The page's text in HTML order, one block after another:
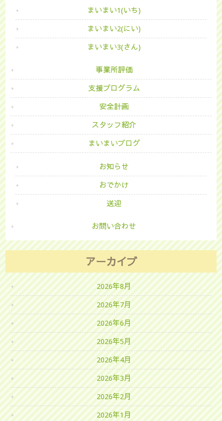
まいまい1(いち)
まいまい2(にい)
まいまい3(さん)
事業所評価
支援プログラム
安全計画
スタッフ紹介
まいまいブログ
お知らせ
おでかけ
送迎
お問い合わせ
アーカイブ
2026年8月
2026年7月
2026年6月
2026年5月
2026年4月
2026年3月
2026年2月
2026年1月